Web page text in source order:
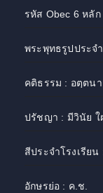
รหัส Obec 6 หลัก
พระพุทธรูปประจ
คติธรรม : อตฺตน
ปรัชญา : มีวินัย
สีประจำโรงเรีย
อักษรย่อ : ค.ช.